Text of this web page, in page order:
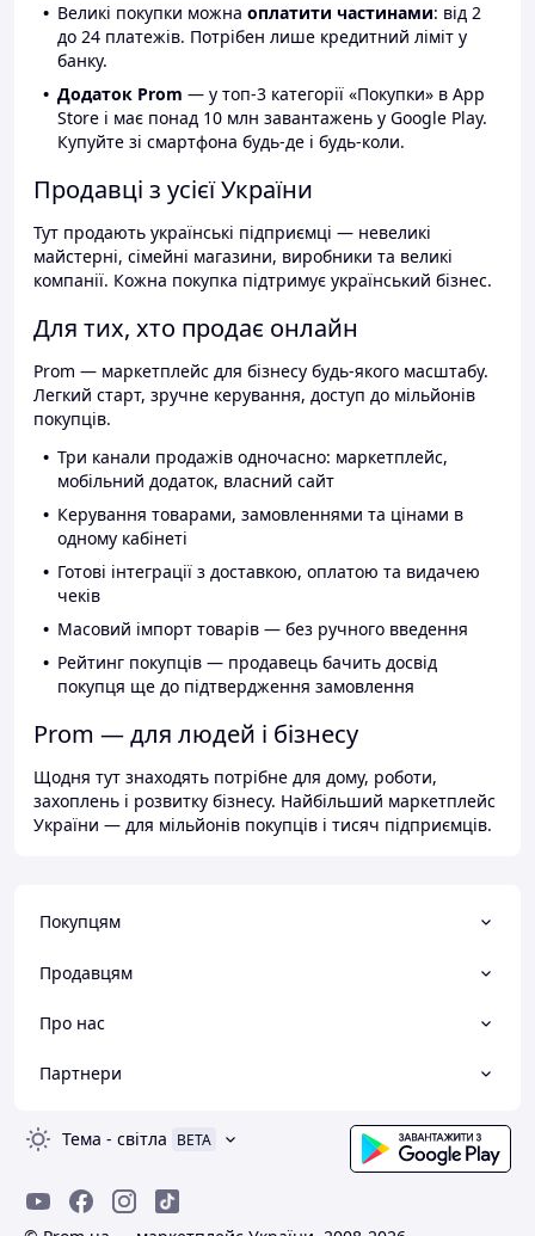
Великі покупки можна оплатити частинами: від 2
до 24 платежів. Потрібен лише кредитний ліміт у
банку.
Додаток Prom — у топ-3 категорії «Покупки» в App
Store і має понад 10 млн завантажень у Google Play.
Купуйте зі смартфона будь-де і будь-коли.
Продавці з усієї України
Тут продають українські підприємці — невеликі
майстерні, сімейні магазини, виробники та великі
компанії. Кожна покупка підтримує український бізнес.
Для тих, хто продає онлайн
Prom — маркетплейс для бізнесу будь-якого масштабу.
Легкий старт, зручне керування, доступ до мільйонів
покупців.
Три канали продажів одночасно: маркетплейс,
мобільний додаток, власний сайт
Керування товарами, замовленнями та цінами в
одному кабінеті
Готові інтеграції з доставкою, оплатою та видачею
чеків
Масовий імпорт товарів — без ручного введення
Рейтинг покупців — продавець бачить досвід
покупця ще до підтвердження замовлення
Prom — для людей і бізнесу
Щодня тут знаходять потрібне для дому, роботи,
захоплень і розвитку бізнесу. Найбільший маркетплейс
України — для мільйонів покупців і тисяч підприємців.
Покупцям
Продавцям
Про нас
Партнери
Тема - світла BETA